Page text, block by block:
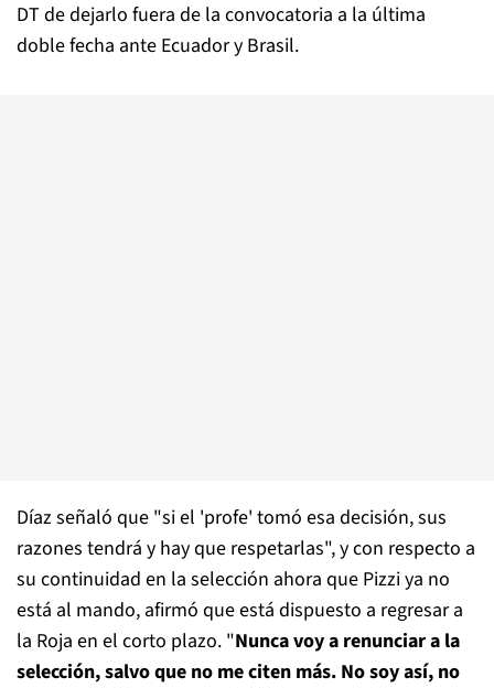
DT de dejarlo fuera de la convocatoria a la última
doble fecha ante Ecuador y Brasil.
Díaz señaló que "si el 'profe' tomó esa decisión, sus
razones tendrá y hay que respetarlas", y con respecto a
su continuidad en la selección ahora que Pizzi ya no
está al mando, afirmó que está dispuesto a regresar a
la Roja en el corto plazo. "Nunca voy a renunciar a la
selección, salvo que no me citen más. No soy así, no